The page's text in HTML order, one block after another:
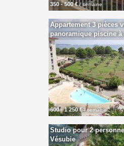
350 - 500 €/ semaine
Appartement 3 pièces
panoramique piscine
600 - 1 250 €/ semaine
Studio pour 2
Vésubie